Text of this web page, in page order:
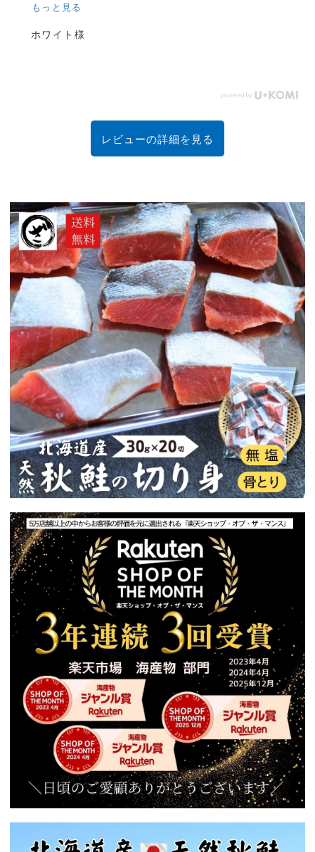
鮭が切ってあるサイズ感もよく、ジップロックになって
レビューの詳細を見る